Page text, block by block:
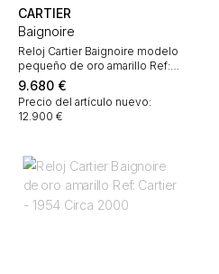
CARTIER
Baignoire
Reloj Cartier Baignoire modelo
pequeño de oro amarillo Ref:
Cartier - 3827 Circa 1990
9.680 €
Precio del artículo nuevo:
12.900 €